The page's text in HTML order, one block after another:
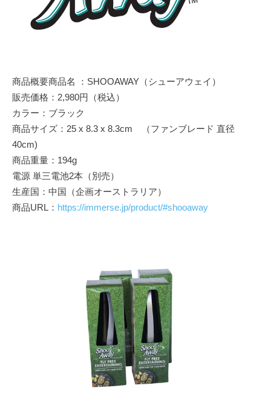
商品概要商品名 ：SHOOAWAY（シューアウェイ）
販売価格：2,980円（税込）
カラー：ブラック
商品サイズ：25 x 8.3 x 8.3cm （ファンブレード 直径
40cm)
商品重量：194g
電源 単三電池2本（別売）
生産国：中国（企画オーストラリア）
商品URL： https://immerse.jp/product/#shooaway